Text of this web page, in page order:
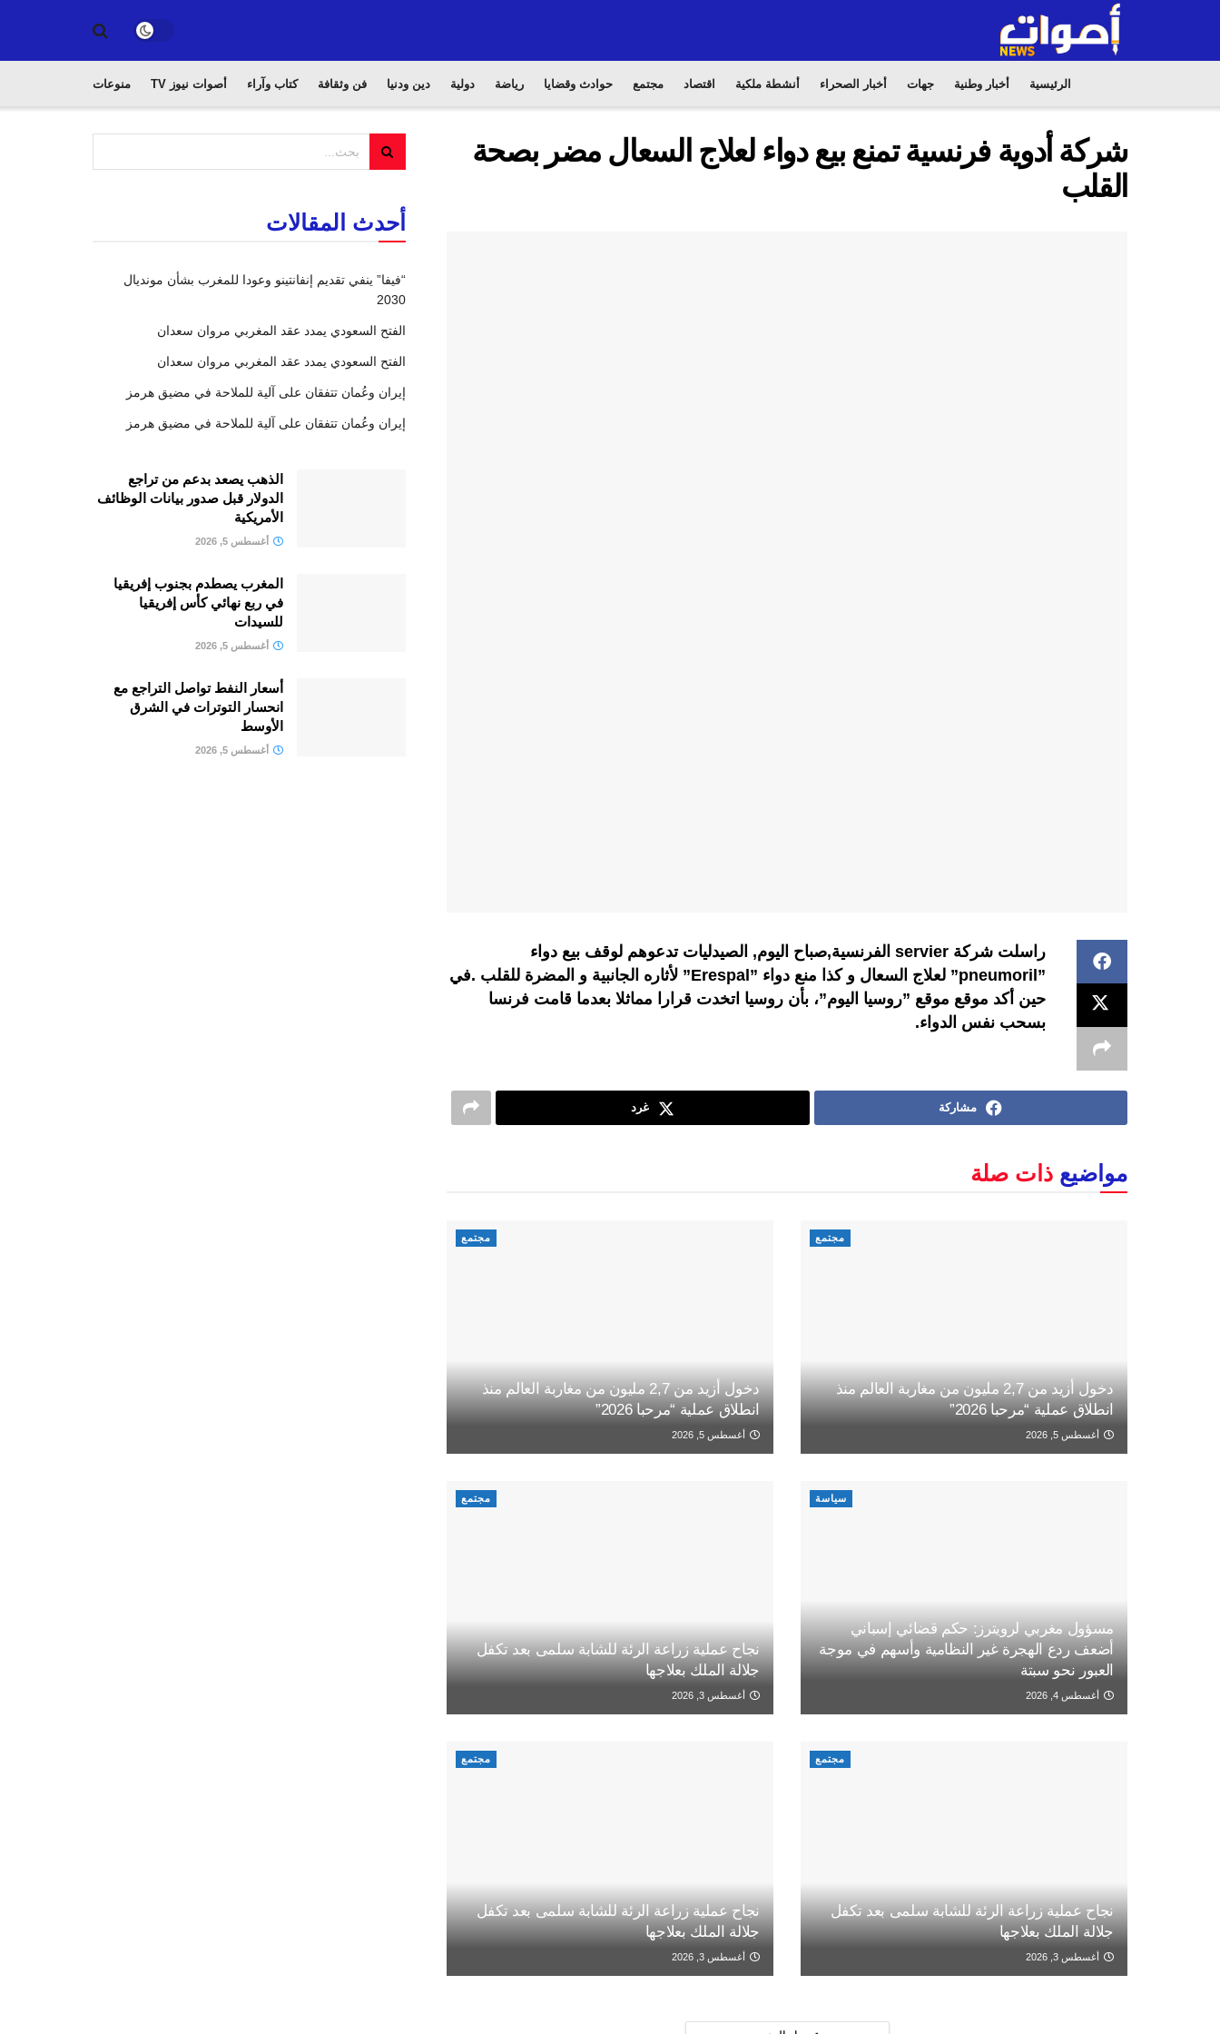
الرئيسية أخبار وطنية جهات أخبار الصحراء أنشطة ملكية اقتصاد مجتمع حوادث وقضايا رياضة دولية دين ودنيا فن وثقافة كتاب وآراء أصوات نيوز TV منوعات
شركة أدوية فرنسية تمنع بيع دواء لعلاج السعال مضر بصحة
القلب
راسلت شركة servier الفرنسية,صباح اليوم, الصيدليات تدعوهم لوقف بيع دواء
”pneumoril” لعلاج السعال و كذا منع دواء ”Erespal” لأثاره الجانبية و المضرة للقلب .في
حين أكد موقع موقع ”روسيا اليوم”، بأن روسيا اتخدت قرارا مماثلا بعدما قامت فرنسا
بسحب نفس الدواء.
مشاركة غرد
مواضيع ذات صلة
مجتمع
دخول أزيد من 2,7 مليون من مغاربة العالم منذ
انطلاق عملية “مرحبا 2026”
أغسطس 5, 2026
مجتمع
دخول أزيد من 2,7 مليون من مغاربة العالم منذ
انطلاق عملية “مرحبا 2026”
أغسطس 5, 2026
سياسة
مسؤول مغربي لرويترز: حكم قضائي إسباني
أضعف ردع الهجرة غير النظامية وأسهم في موجة
العبور نحو سبتة
أغسطس 4, 2026
مجتمع
نجاح عملية زراعة الرئة للشابة سلمى بعد تكفل
جلالة الملك بعلاجها
أغسطس 3, 2026
مجتمع
نجاح عملية زراعة الرئة للشابة سلمى بعد تكفل
جلالة الملك بعلاجها
أغسطس 3, 2026
مجتمع
نجاح عملية زراعة الرئة للشابة سلمى بعد تكفل
جلالة الملك بعلاجها
أغسطس 3, 2026
أحدث المقالات
“فيفا” ينفي تقديم إنفانتينو وعودا للمغرب بشأن مونديال
2030
الفتح السعودي يمدد عقد المغربي مروان سعدان
الفتح السعودي يمدد عقد المغربي مروان سعدان
إيران وعُمان تتفقان على آلية للملاحة في مضيق هرمز
إيران وعُمان تتفقان على آلية للملاحة في مضيق هرمز
الذهب يصعد بدعم من تراجع
الدولار قبل صدور بيانات الوظائف
الأمريكية
أغسطس 5, 2026
المغرب يصطدم بجنوب إفريقيا
في ربع نهائي كأس إفريقيا
للسيدات
أغسطس 5, 2026
أسعار النفط تواصل التراجع مع
انحسار التوترات في الشرق
الأوسط
أغسطس 5, 2026